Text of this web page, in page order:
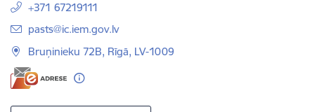
+371 67219111
E-pasts:
pasts@ic.iem.gov.lv
Bruņinieku 72B, Rīgā, LV-1009